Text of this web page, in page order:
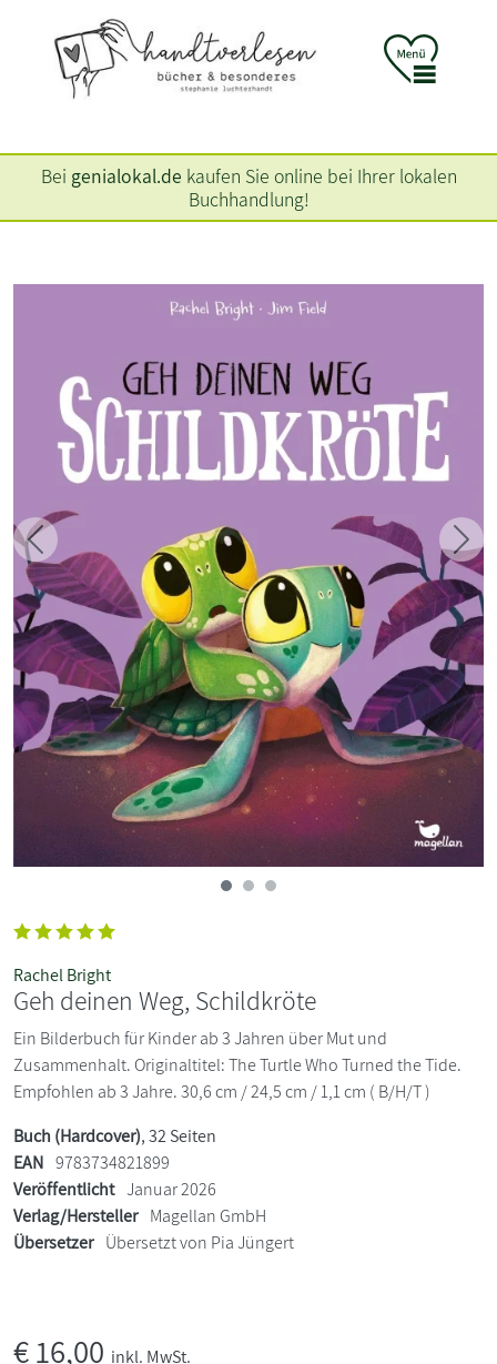
Bei genialokal.de kaufen Sie online bei Ihrer lokalen
Buchhandlung!
Zurück
Rachel Bright
Geh deinen Weg, Schildkröte
Ein Bilderbuch für Kinder ab 3 Jahren über Mut und
Zusammenhalt. Originaltitel: The Turtle Who Turned the Tide.
Empfohlen ab 3 Jahre. 30,6 cm / 24,5 cm / 1,1 cm ( B/H/T )
Buch (Hardcover), 32 Seiten
EAN 9783734821899
Veröffentlicht Januar 2026
Verlag/Hersteller Magellan GmbH
Übersetzer Übersetzt von Pia Jüngert
€16,00 inkl. MwSt.